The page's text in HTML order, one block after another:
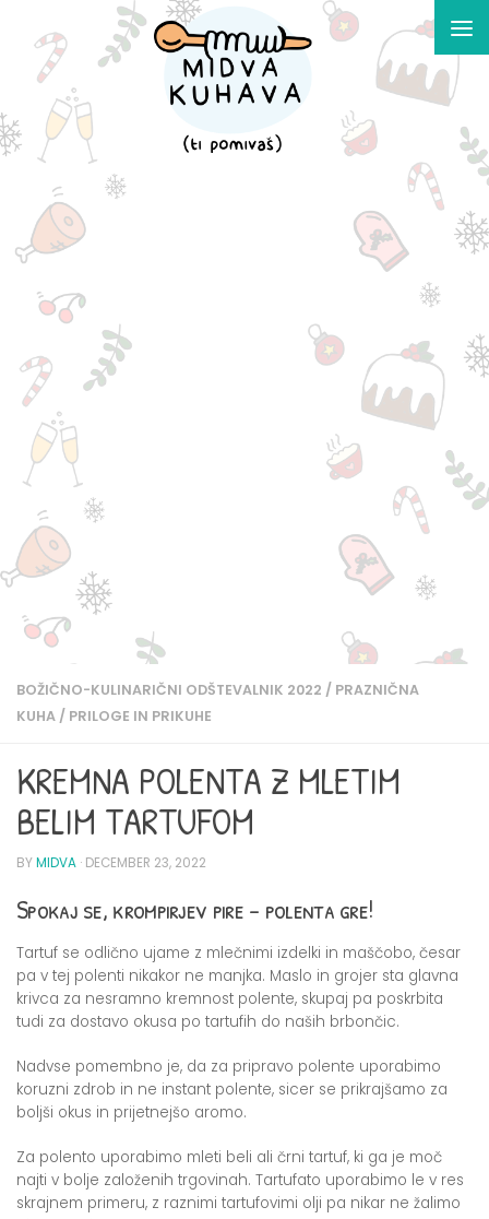
BOŽIČNO-KULINARIČNI ODŠTEVALNIK 2022 / PRAZNIČNA
KUHA / PRILOGE IN PRIKUHE
KREMNA POLENTA Z MLETIM
BELIM TARTUFOM
BYMIDVA · DECEMBER 23, 2022
Spokaj se, krompirjev pire – polenta gre!
Tartuf se odlično ujame z mlečnimi izdelki in maščobo, česar
pa v tej polenti nikakor ne manjka. Maslo in grojer sta glavna
krivca za nesramno kremnost polente, skupaj pa poskrbita
tudi za dostavo okusa po tartufih do naših brbončic.
Nadvse pomembno je, da za pripravo polente uporabimo
koruzni zdrob in ne instant polente, sicer se prikrajšamo za
boljši okus in prijetnejšo aromo.
Za polento uporabimo mleti beli ali črni tartuf, ki ga je moč
najti v bolje založenih trgovinah. Tartufato uporabimo le v res
skrajnem primeru, z raznimi tartufovimi olji pa nikar ne žalimo